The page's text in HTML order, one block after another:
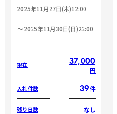
2025年11月27日(木)12:00
2025年11月30日(日)22:00
現在 37,000
円
入札件数 39件
残り日数 なし